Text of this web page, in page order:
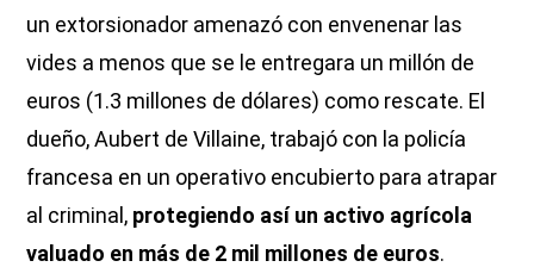
un extorsionador amenazó con envenenar las
vides a menos que se le entregara un millón de
euros (1.3 millones de dólares) como rescate. El
dueño, Aubert de Villaine, trabajó con la policía
francesa en un operativo encubierto para atrapar
al criminal, protegiendo así un activo agrícola
valuado en más de 2 mil millones de euros.